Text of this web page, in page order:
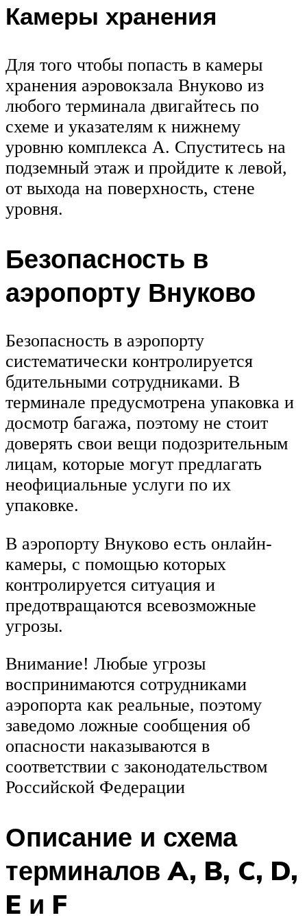
Камеры хранения
Для того чтобы попасть в камеры
хранения аэровокзала Внуково из
любого терминала двигайтесь по
схеме и указателям к нижнему
уровню комплекса А. Спуститесь на
подземный этаж и пройдите к левой,
от выхода на поверхность, стене
уровня.
Безопасность в
аэропорту Внуково
Безопасность в аэропорту
систематически контролируется
бдительными сотрудниками. В
терминале предусмотрена упаковка и
досмотр багажа, поэтому не стоит
доверять свои вещи подозрительным
лицам, которые могут предлагать
неофициальные услуги по их
упаковке.
В аэропорту Внуково есть онлайн-
камеры, с помощью которых
контролируется ситуация и
предотвращаются всевозможные
угрозы.
Внимание! Любые угрозы
воспринимаются сотрудниками
аэропорта как реальные, поэтому
заведомо ложные сообщения об
опасности наказываются в
соответствии с законодательством
Российской Федерации
Описание и схема
терминалов A, B, C, D,
E и F